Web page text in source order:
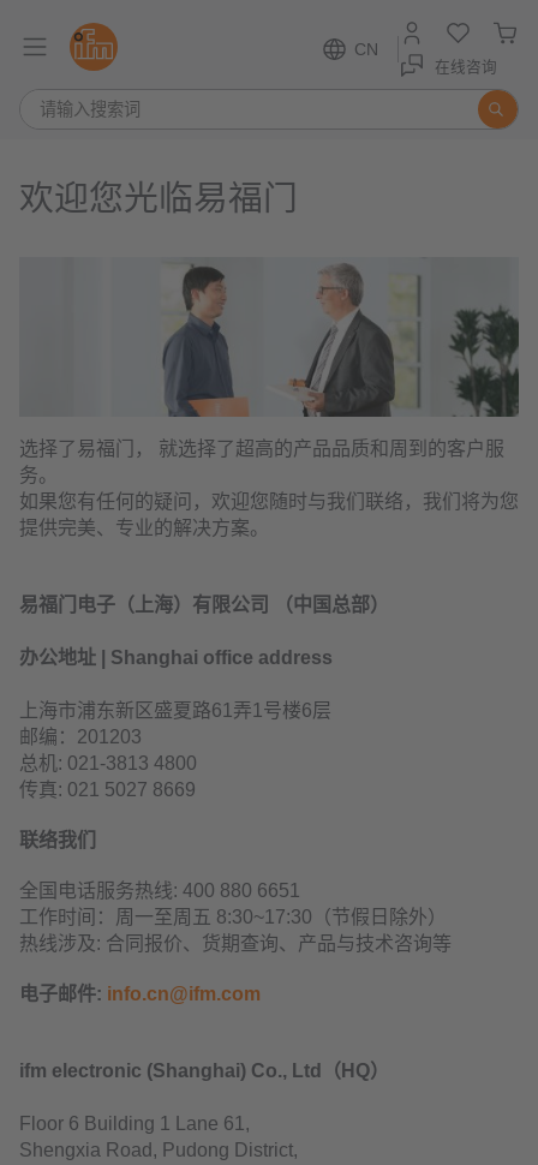
CN
在线咨询
欢迎您光临易福门
选择了易福门， 就选择了超高的产品品质和周到的客户服
务。
如果您有任何的疑问，欢迎您随时与我们联络，我们将为您
提供完美、专业的解决方案。
易福门电子（上海）有限公司 （中国总部）
办公地址 | Shanghai office address
上海市浦东新区盛夏路61弄1号楼6层
邮编：201203
总机: 021-3813 4800
传真: 021 5027 8669
联络我们
全国电话服务热线: 400 880 6651
工作时间：周一至周五 8:30~17:30（节假日除外）
热线涉及: 合同报价、货期查询、产品与技术咨询等
电子邮件: info.cn@ifm.com
ifm electronic (Shanghai) Co., Ltd（HQ）
Floor 6 Building 1 Lane 61,
Shengxia Road, Pudong District,